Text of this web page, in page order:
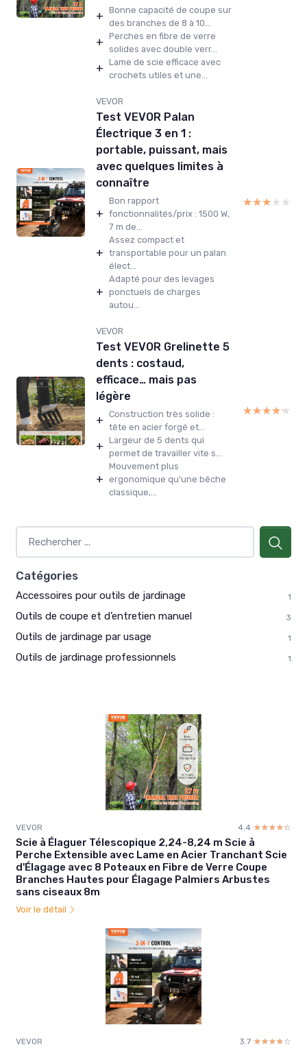
+ Bonne capacité de coupe sur
des branches de 8 à 10...
+ Perches en fibre de verre
solides avec double verr...
+ Lame de scie efficace avec
crochets utiles et une...
VEVOR
Test VEVOR Palan
Électrique 3 en 1 :
portable, puissant, mais
avec quelques limites à
connaître
+
Bon rapport
fonctionnalités/prix : 1500 W,
7 m de...
+
Assez compact et
transportable pour un palan
élect...
+
Adapté pour des levages
ponctuels de charges
autou...
★★★★★
★★★★★
VEVOR
Test VEVOR Grelinette 5
dents : costaud,
efficace… mais pas
légère
+ Construction très solide :
tête en acier forgé et...
+ Largeur de 5 dents qui
permet de travailler vite s...
+
Mouvement plus
ergonomique qu’une bêche
classique,...
★★★★★
★★★★★
Catégories
Accessoires pour outils de jardinage 1
Outils de coupe et d’entretien manuel 3
Outils de jardinage par usage 1
Outils de jardinage professionnels 1
VEVOR 4.4 ☆☆☆☆☆
★★★★★
Scie à Élaguer Télescopique 2,24-8,24 m Scie à
Perche Extensible avec Lame en Acier Tranchant Scie
d'Élagage avec 8 Poteaux en Fibre de Verre Coupe
Branches Hautes pour Élagage Palmiers Arbustes
sans ciseaux 8m
Voir le détail
VEVOR 3.7 ☆☆☆☆☆
★★★★★